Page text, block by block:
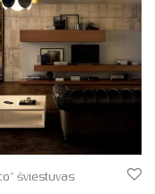
šviestuvas